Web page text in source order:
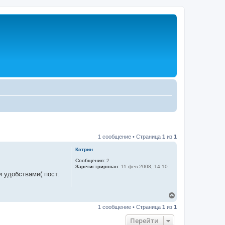
1 сообщение • Страница 1 из 1
Кэтрин
Сообщения: 2
Зарегистрирован: 11 фев 2008, 14:10
пост.
р
1 сообщение • Страница 1 из 1
Перейти